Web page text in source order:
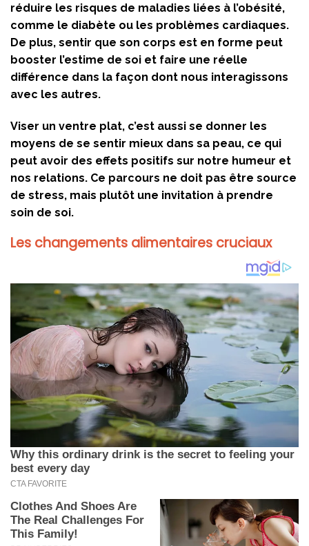
réduire les risques de maladies liées à l’obésité,
comme le diabète ou les problèmes cardiaques.
De plus, sentir que son corps est en forme peut
booster l’estime de soi et faire une réelle
différence dans la façon dont nous interagissons
avec les autres.
Viser un ventre plat, c’est aussi se donner les
moyens de se sentir mieux dans sa peau, ce qui
peut avoir des effets positifs sur notre humeur et
nos relations. Ce parcours ne doit pas être source
de stress, mais plutôt une invitation à prendre
soin de soi.
Les changements alimentaires cruciaux